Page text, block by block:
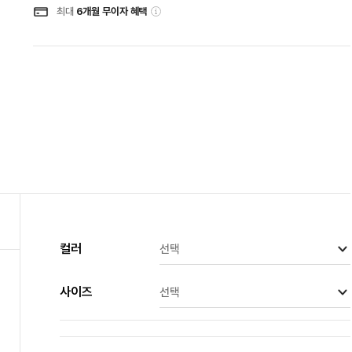
최대 6개월 무이자 혜택
컬러 선택
사이즈 선택